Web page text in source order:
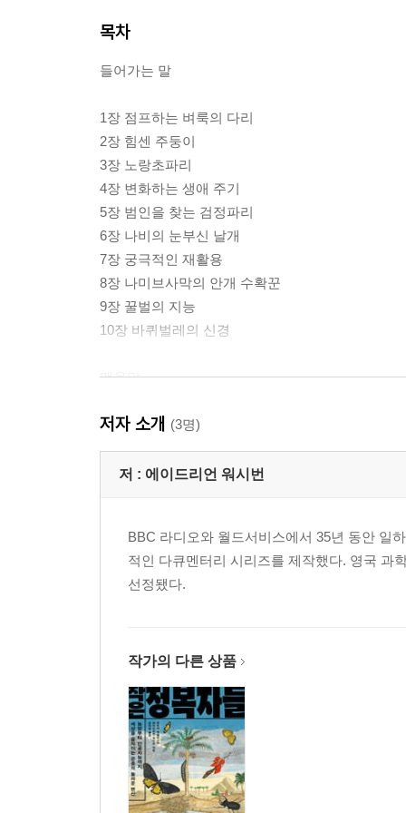
목차
들어가는 말
1장 점프하는 벼룩의 다리
2장 힘센 주둥이
3장 노랑초파리
4장 변화하는 생애 주기
5장 범인을 찾는 검정파리
6장 나비의 눈부신 날개
7장 궁극적인 재활용
8장 나미브사막의 안개 수확꾼
9장 꿀벌의 지능
10장 바퀴벌레의 신경
맺음말
더 읽을거리
찾아보기
사진 출처
저자 소개 (3명)
저 : 에이드리언 워시번
BBC 라디오와 월드서비스에서 35년 동안 일
적인 다큐멘터리 시리즈를 제작했다. 영국 과
선정됐다.
작가의 다른 상품